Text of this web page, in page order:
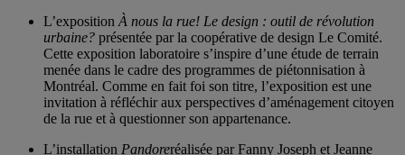
L’exposition À nous la rue! Le design : outil de révolution
urbaine? présentée par la coopérative de design Le Comité.
Cette exposition laboratoire s’inspire d’une étude de terrain
menée dans le cadre des programmes de piétonnisation à
Montréal. Comme en fait foi son titre, l’exposition est une
invitation à réfléchir aux perspectives d’aménagement citoyen
de la rue et à questionner son appartenance.
L’installation Pandoreréalisée par Fanny Joseph et Jeanne